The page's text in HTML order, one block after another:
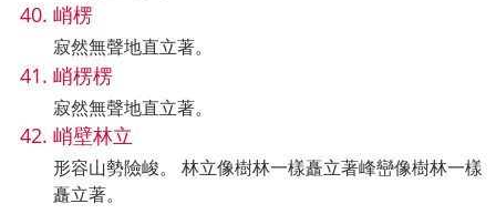
峭楞
寂然無聲地直立著。
峭楞楞
寂然無聲地直立著。
峭壁林立
形容山勢險峻。 林立像樹林一樣矗立著峰巒像樹林一樣
矗立著。